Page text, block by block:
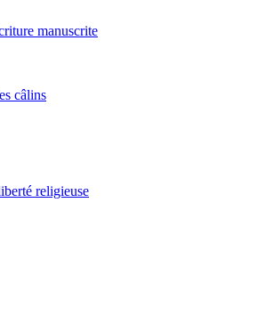
manuscrite
câlins
religieuse